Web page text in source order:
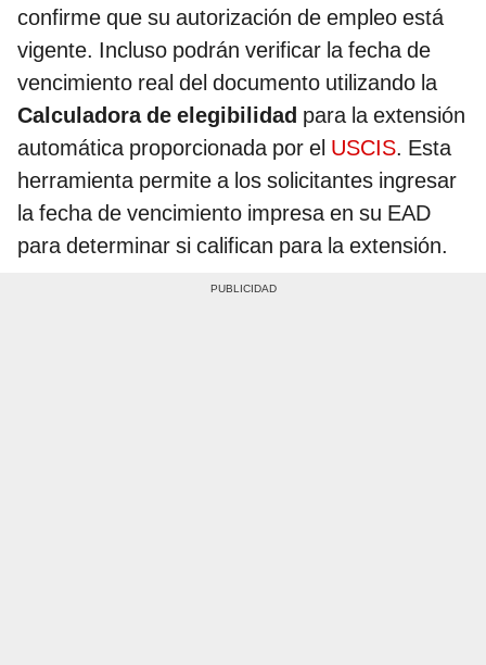
confirme que su autorización de empleo está
vigente. Incluso podrán verificar la fecha de
vencimiento real del documento utilizando la
Calculadora de elegibilidad para la extensión
automática proporcionada por el USCIS. Esta
herramienta permite a los solicitantes ingresar
la fecha de vencimiento impresa en su EAD
para determinar si califican para la extensión.